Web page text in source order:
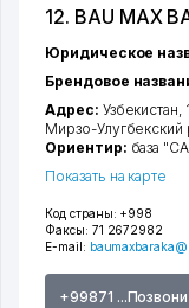
12. BAU MAX
Код страны: +998
Факсы: 71 2672982
E-mail:
+99871
Юридическое
Брендовое
Адрес: Узбекистан,
Мирзо-Улугбекский
Ориентир: база
Показать на карте